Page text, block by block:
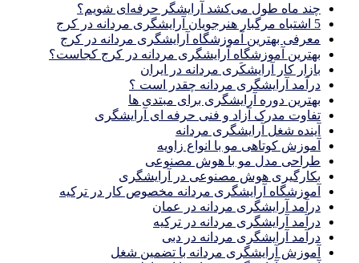
چند ماه طول می‌کشد آرایشگر حرفه‌ای شویم؟
5 اشتباه مرگبار هنرجویان آرایشگری مردانه در کرج
معرفی بهترین آموزشگاه آرایشگری مردانه در کرج
بهترین آموزشگاه آرایشگری مردانه در کرج کجاست؟
بازار كار آرايشكَرى مردانه در ايران
درآمد آرایشگری مردانه چقدر است ؟
بهترین دوره آرایشگری برای مبتدی ها
تفاوت مدرک آزاد و فنی حرفه ای آرایشگری
آینده شغل آرایشگری مردانه
آموزش کوتاهی مو با انواع زاویه
طراحی مدل مو با هوش مصنوعی
بکارگیری هوش مصنوعی در آرایشگری
آموزشگاه آرایشگری مردانه مخصوص کار در ترکیه
درآمد آرایشگری مردانه در عمان
درآمد آرایشگری مردانه در ترکیه
درآمد آرایشگری مردانه در دبی
آموزش آرایشگری مردانه با تضمین شغل